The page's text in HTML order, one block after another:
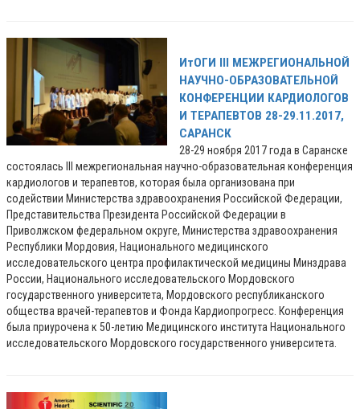
ИтОГИ III МЕЖРЕГИОНАЛЬНОЙ
НАУЧНО-ОБРАЗОВАТЕЛЬНОЙ
КОНФЕРЕНЦИИ КАРДИОЛОГОВ
И ТЕРАПЕВТОВ 28-29.11.2017,
САРАНСК
28-29 ноября 2017 года в Саранске
состоялась III межрегиональная научно-образовательная конференция
кардиологов и терапевтов, которая была организована при
содействии Министерства здравоохранения Российской Федерации,
Представительства Президента Российской Федерации в
Приволжском федеральном округе, Министерства здравоохранения
Республики Мордовия, Национального медицинского
исследовательского центра профилактической медицины Минздрава
России, Национального исследовательского Мордовского
государственного университета, Мордовского республиканского
общества врачей-терапевтов и Фонда Кардиопрогресс. Конференция
была приурочена к 50-летию Медицинского института Национального
исследовательского Мордовского государственного университета.